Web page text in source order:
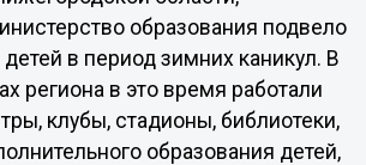
образования подвело
детей в период зимних каникул. В
региона в это время работали
клубы, стадионы, библиотеки,
образования детей,